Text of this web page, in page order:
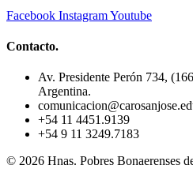
Facebook InstagramYoutube
Contacto.
Av. Presidente Perón 734,
Argentina.
+54 11 4451.9139
+54 9 11 3249.7183
© 2026 Hnas. Pobres Bonaerenses